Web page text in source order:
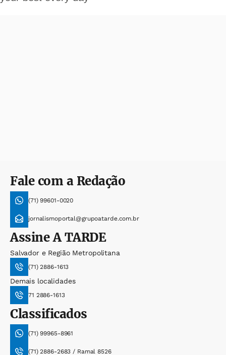
Fale com a Redação
(71) 99601-0020
jornalismoportal@grupoatarde.com.br
AssineA TARDE
Salvador e Região Metropolitana
(71) 2886-1613
Demais localidades
71 2886-1613
Classificados
(71) 99965-8961
(71) 2886-2683 / Ramal 8526